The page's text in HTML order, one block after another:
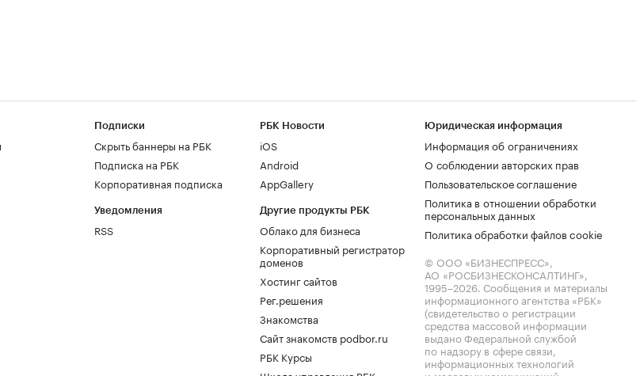
Подписки
Скрыть баннеры на РБК
Подписка на РБК
Корпоративная подписка
Уведомления
RSS
РБК Новости
iOS
Android
AppGallery
Другие продукты РБК
Облако для бизнеса
Корпоративный регистратор
доменов
Хостинг сайтов
Рег.решения
Знакомства
Сайт знакомств podbor.ru
РБК Курсы
Юридическая информация
Информация об ограничениях
О соблюдении авторских прав
Пользовательское соглашение
Политика в отношении обработки
персональных данных
Политика обработки файлов cookie
© ООО «БИЗНЕСПРЕСС»,
АО «РОСБИЗНЕСКОНСАЛТИНГ»,
1995–2026. Сообщения и материалы
информационного агентства «РБК»
(свидетельство о регистрации
средства массовой информации
выдано Федеральной службой
по надзору в сфере связи,
информационных технологий